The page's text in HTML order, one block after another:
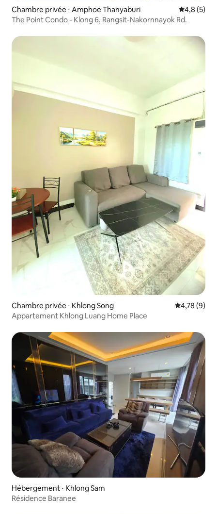
Chambre privée ⋅ Amphoe Thanyaburi Évaluation
4,8 (5)
The Point Condo - Klong 6, Rangsit-Nakornnayok Rd.
Chambre privée ⋅ Khlong Song Évaluation
4,78 (9)
Appartement Khlong Luang Home Place
Hébergement ⋅ Khlong Sam
Résidence Baranee